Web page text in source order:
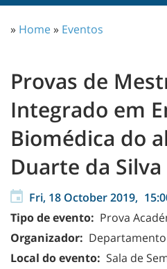
» Home» Eventos
Provas de
Integrado em
Biomédica do
Duarte da Silva
Fri, 18 October 2019,
Tipo de evento: Prova
Organizador: Departamento
Local do evento: Sala de